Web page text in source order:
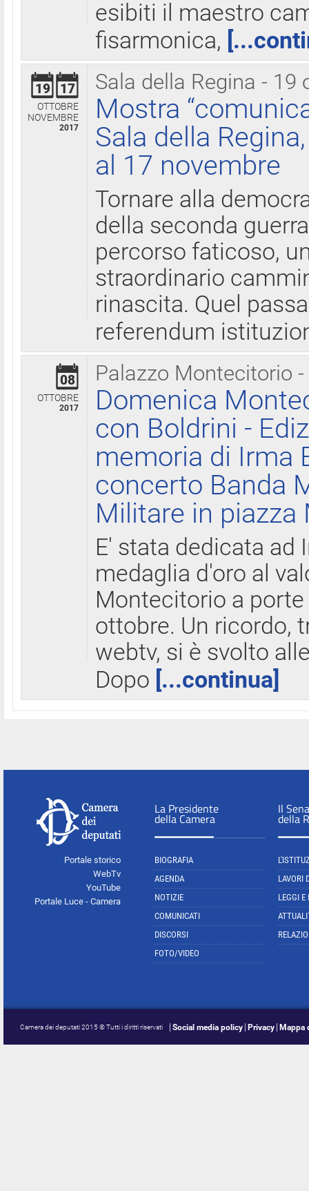
esibiti il maestro
fisarmonica,
Sala della Regina - 19
19 17
OTTOBRE
NOVEMBRE
2017
Mostra
Sala della
al 17 novembre
Tornare alla
della seconda
percorso faticoso,
straordinario
rinascita. Quel
referendum
Palazzo Montecitorio
08
OTTOBRE
2017
Domenica
con Boldrini -
memoria di Irma
concerto Banda
Militare in
E' stata dedicata ad
medaglia d'oro al
Montecitorio a
ottobre. Un ricordo,
webtv, si è svolto
Dopo [...continua]
Portale storico
WebTv
YouTube
Portale Luce - Camera
La Presidente
della Camera
BIOGRAFIA
AGENDA
NOTIZIE
COMUNICATI
DISCORSI
FOTO/VIDEO
Il
della
LAVORI
LEGGI E
Camera dei deputati 2015 © Tutti i diritti riservati Social media policy Privacy Mappa